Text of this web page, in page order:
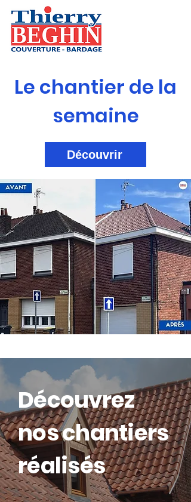
Le chantier de la
semaine
Découvrir
Découvrez
nos chantiers
réalisés